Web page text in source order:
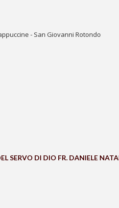
- San Giovanni Rotondo
SERVO DI DIO FR. DANIELE